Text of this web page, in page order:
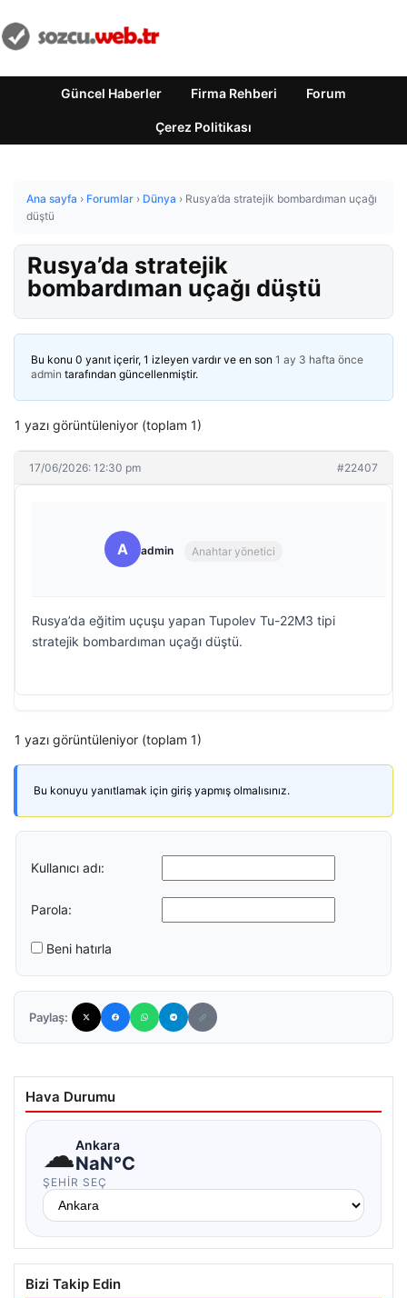
Güncel Haberler Firma Rehberi Forum
Çerez Politikası
Ana sayfa › Forumlar › Dünya › Rusya’da stratejik bombardıman uçağı
düştü
Rusya’da stratejik
bombardıman uçağı düştü
Bu konu 0 yanıt içerir, 1 izleyen vardır ve en son 1 ay 3 hafta önce
admin tarafından güncellenmiştir.
1 yazı görüntüleniyor (toplam 1)
17/06/2026: 12:30 pm #22407
A admin Anahtar yönetici
Rusya’da eğitim uçuşu yapan Tupolev Tu-22M3 tipi
stratejik bombardıman uçağı düştü.
1 yazı görüntüleniyor (toplam 1)
Bu konuyu yanıtlamak için giriş yapmış olmalısınız.
Kullanıcı adı:
Parola:
Beni hatırla
Paylaş:
Hava Durumu
☁Ankara
NaN°C
ŞEHIR SEÇ
Bizi Takip Edin